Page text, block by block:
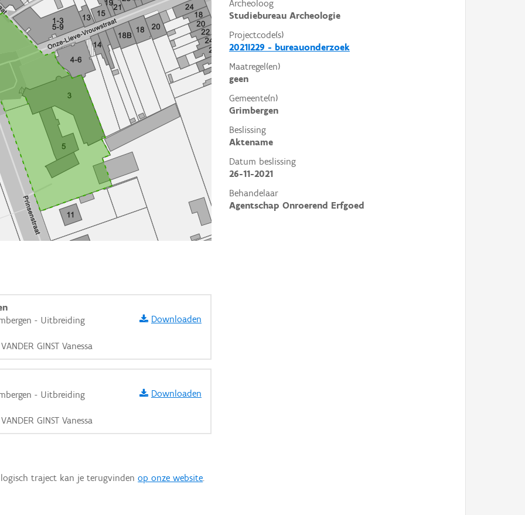
Archeoloog
Studiebureau Archeologie
Projectcode(s)
2021I229 - bureauonderzoek
Maatregel(en)
geen
Gemeente(n)
Grimbergen
Beslissing
Aktename
Datum beslissing
26-11-2021
Behandelaar
Agentschap Onroerend Erfgoed
- Uitbreiding
GINST Vanessa
Downloaden
- Uitbreiding
GINST Vanessa
Downloaden
traject kan je terugvindenop onze website.